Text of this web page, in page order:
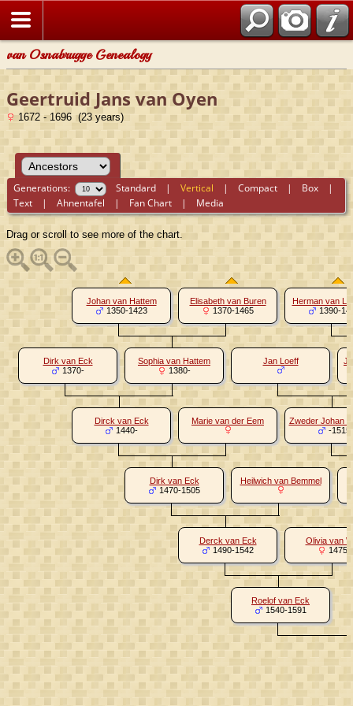
van Osnabrugge Genealogy
Geertruid Jans van Oyen
1672 - 1696 (23 years)
Generations: Standard |Vertical |Compact | Box |
Text |Ahnentafel | Fan Chart | Media
Drag or scroll to see more of the chart.
Johan van Hattem
1350-1423
Elisabeth van Buren
1370-1465
Herman van
1390-
Dirk van Eck
1370-
Sophia van Hattem
1380-
Jan Loeff
Dirck van Eck
1440-
Marie van der Eem
Zweder Johan
-1515
Dirk van Eck
1470-1505
Heilwich van Bemmel
Derck van Eck
1490-1542
Olivia van
1475-
Roelof van Eck
1540-1591